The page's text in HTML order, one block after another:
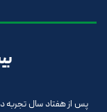
بیش
پس از هفتاد سال تجربه